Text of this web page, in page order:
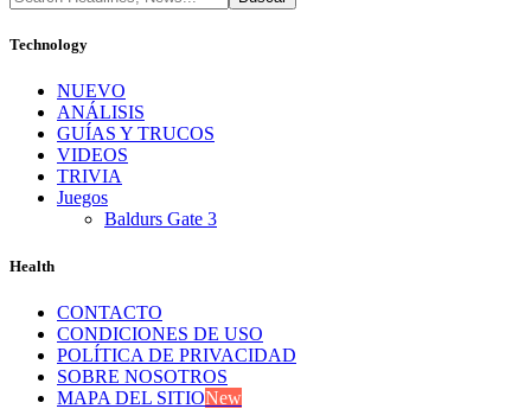
Technology
NUEVO
ANÁLISIS
GUÍAS Y TRUCOS
VIDEOS
TRIVIA
Juegos
Baldurs Gate 3
Health
CONTACTO
CONDICIONES DE USO
POLÍTICA DE PRIVACIDAD
SOBRE NOSOTROS
MAPA DEL SITIONew